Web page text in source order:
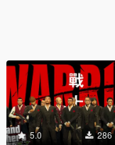
5.0 286